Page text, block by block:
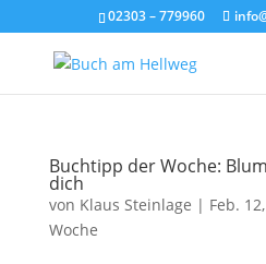
02303 – 779960
Buchtipp der Woche:
dich
von Klaus Steinlage | Feb.
Woche